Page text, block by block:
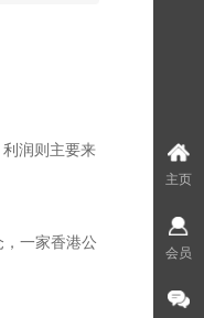
润则主要来
，一家香港公
主页
会员